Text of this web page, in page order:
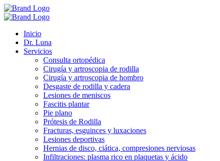
Inicio
Dr. Luna
Servicios
Consulta ortopédica
Cirugía y artroscopia de rodilla
Cirugía y artroscopia de hombro
Desgaste de rodilla y cadera
Lesiones de meniscos
Fascitis plantar
Pie plano
Prótesis de Rodilla
Fracturas, esguinces y luxaciones
Lesiones deportivas
Hernias de disco, ciática, compresiones nerviosas
Infiltraciones: plasma rico en plaquetas y ácido